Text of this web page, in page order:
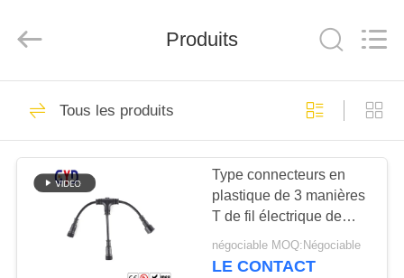
MAISON
PRODUITS
SUJET
Ltd..
Connecteur
circulaire
imperméable
477
Produits
Tous les produits
Type connecteurs en
plastique de 3 manières
T de fil électrique de
cable connecteur
étanche de diviseur
négociable MOQ:Négociable
LE CONTACT